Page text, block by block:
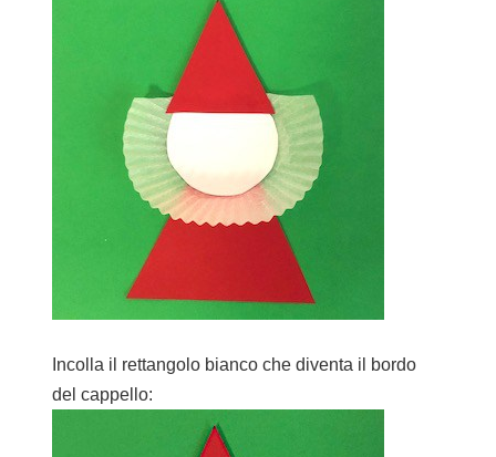
Incolla il rettangolo bianco che diventa il bordo
del cappello: